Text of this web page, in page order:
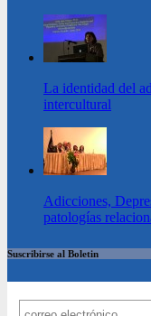
La identidad del
intercultural
Adicciones,
patologías
Suscribirse al Boletin